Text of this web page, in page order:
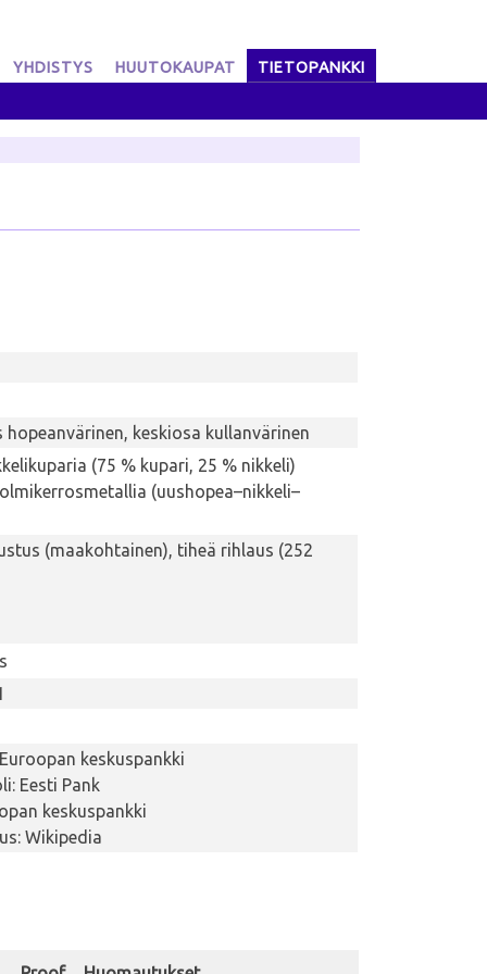
YHDISTYS HUUTOKAUPAT TIETOPANKKI
hopeanvärinen, keskiosa kullanvärinen
(75 % kupari, 25 % nikkeli)
(uushopea–nikkeli–
(maakohtainen), tiheä rihlaus (252
keskuspankki
Eesti Pank
keskuspankki
Wikipedia